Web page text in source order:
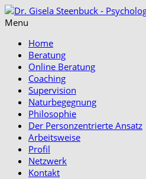
Menu
Home
Beratung
Online Beratung
Coaching
Supervision
Naturbegegnung
Philosophie
Der Personzentrierte Ansatz
Arbeitsweise
Profil
Netzwerk
Kontakt